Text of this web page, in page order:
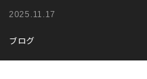
2025.11.17
ブログ